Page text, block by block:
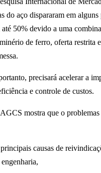
do aço dispararam em
até 50% devido a uma
de ferro, oferta restrita
precisará acelerar a
e controle de custos.
mostra que o
causas de